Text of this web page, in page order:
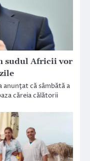
sudul Africii vor
anunţat că sâmbătă a
căreia călătorii